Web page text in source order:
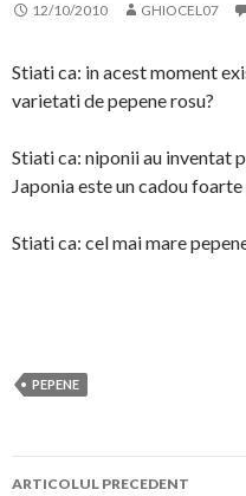
12/10/2010 GHIOCEL07
Stiati ca: in acest moment
varietati de pepene rosu?
Stiati ca: niponii au inventat
Japonia este un cadou
Stiati ca: cel mai mare
PEPENE
Navigare
ARTICOLUL PRECEDENT